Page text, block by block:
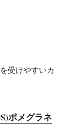
受けやすいカ
ポメグラネ